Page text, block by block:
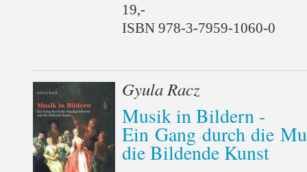
19,-
ISBN 978-3-7959-1060-0
Gyula Racz
Musik in Bildern -
Ein Gang durch die
die Bildende Kunst